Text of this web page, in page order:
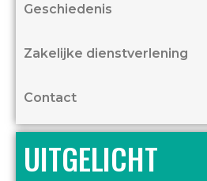
Geschiedenis
Zakelijke dienstverlening
Contact
UITGELICHT